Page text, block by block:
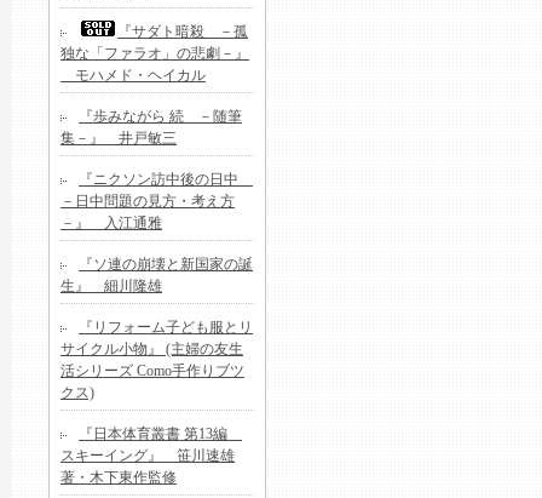
『サダト暗殺 －孤
独な「ファラオ」の悲劇－』
モハメド・ヘイカル
『歩みながら 続 －随筆
集－』 井戸敏三
『ニクソン訪中後の日中
－日中問題の見方・考え方
－』 入江通雅
『ソ連の崩壊と新国家の誕
生』 細川隆雄
『リフォーム子ども服とリ
サイクル小物』 (主婦の友生
活シリーズ Como手作りブツ
クス)
『日本体育叢書 第13編
スキーイング』 笹川速雄
著・木下東作監修